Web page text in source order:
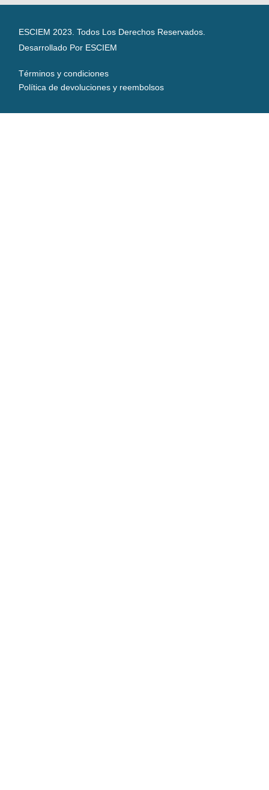
ESCIEM 2023. Todos Los Derechos Reservados.
Desarrollado Por ESCIEM
Términos y condiciones
Política de devoluciones y reembolsos